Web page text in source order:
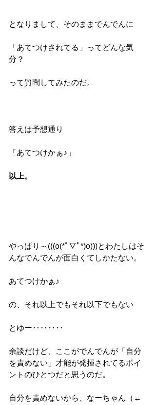
となりまして、そのままでんでんに
「あてつけされてる」ってどんな気
分？
って質問してみたのだ。
答えは予想通り
「あてつけかぁ♪」
以上。
やっぱり～(((o(*ﾟ▽ﾟ*)o)))とわたしはそ
んなでんでんが面白くてしかたない。
あてつけかぁ♪
の、それ以上でもそれ以下でもない
とゆー‥‥‥‥
余談だけど、ここがでんでんが「自分
を責めない」才能が発揮されてるポイ
ントのひとつだと思うのだ。
自分を責めないから、なーちゃん（←